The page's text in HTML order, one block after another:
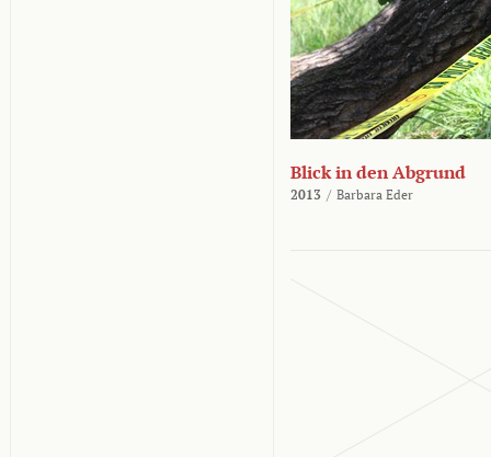
Blick in den Abgrund
2013 / Barbara Eder